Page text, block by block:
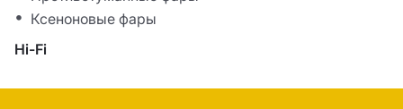
Ксеноновые фары
Hi-Fi